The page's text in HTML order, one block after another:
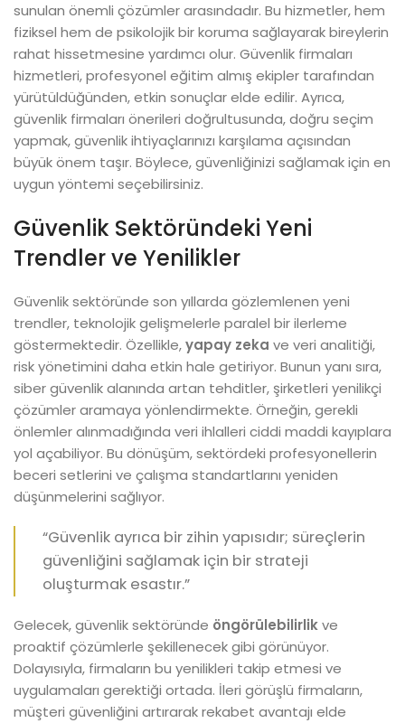
sunulan önemli çözümler arasındadır. Bu hizmetler, hem
fiziksel hem de psikolojik bir koruma sağlayarak bireylerin
rahat hissetmesine yardımcı olur. Güvenlik firmaları
hizmetleri, profesyonel eğitim almış ekipler tarafından
yürütüldüğünden, etkin sonuçlar elde edilir. Ayrıca,
güvenlik firmaları önerileri doğrultusunda, doğru seçim
yapmak, güvenlik ihtiyaçlarınızı karşılama açısından
büyük önem taşır. Böylece, güvenliğinizi sağlamak için en
uygun yöntemi seçebilirsiniz.
Güvenlik Sektöründeki Yeni
Trendler ve Yenilikler
Güvenlik sektöründe son yıllarda gözlemlenen yeni
trendler, teknolojik gelişmelerle paralel bir ilerleme
göstermektedir. Özellikle,yapay zeka ve veri analitiği,
risk yönetimini daha etkin hale getiriyor. Bunun yanı sıra,
siber güvenlik alanında artan tehditler, şirketleri yenilikçi
çözümler aramaya yönlendirmekte. Örneğin, gerekli
önlemler alınmadığında veri ihlalleri ciddi maddi kayıplara
yol açabiliyor. Bu dönüşüm, sektördeki profesyonellerin
beceri setlerini ve çalışma standartlarını yeniden
düşünmelerini sağlıyor.
“Güvenlik ayrıca bir zihin yapısıdır; süreçlerin
güvenliğini sağlamak için bir strateji
oluşturmak esastır.”
Gelecek, güvenlik sektöründe öngörülebilirlikve
proaktif çözümlerle şekillenecek gibi görünüyor.
Dolayısıyla, firmaların bu yenilikleri takip etmesi ve
uygulamaları gerektiği ortada. İleri görüşlü firmaların,
müşteri güvenliğini artırarak rekabet avantajı elde